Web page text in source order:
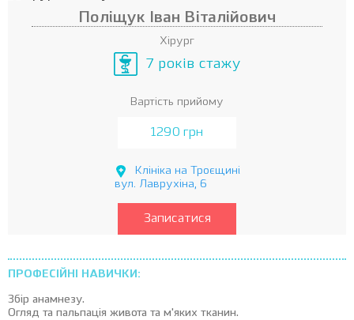
Поліщук Іван Віталійович
Хірург
7 років стажу
Вартість прийому
1290 грн
Клініка на Троєщині
вул. Лаврухіна, 6
Записатися
ПРОФЕСІЙНІ НАВИЧКИ:
Збір анамнезу.
Огляд та пальпація живота та м'яких тканин.